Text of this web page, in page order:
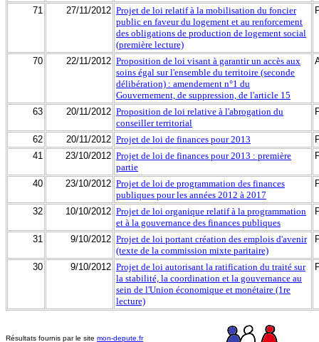
71 27/11/2012 Projet de loi relatif à la mobilisation du foncier
public en faveur du logement et au renforcement
des obligations de production de logement social
(première lecture)
70 22/11/2012 Proposition de loi visant à garantir un accès aux
soins égal sur l'ensemble du territoire (seconde
délibération) : amendement n°1 du
Gouvernement, de suppression, de l'article 15
63 20/11/2012 Proposition de loi relative à l'abrogation du
conseiller territorial
62 20/11/2012 Projet de loi de finances pour 2013
41
23/10/2012 Projet de loi de finances pour 2013 : première
partie
40 23/10/2012 Projet de loi de programmation des finances
publiques pour les années 2012 à 2017
32 10/10/2012 Projet de loi organique relatif à la programmation
et à la gouvernance des finances publiques
31 9/10/2012 Projet de loi portant création des emplois d'avenir
(texte de la commission mixte paritaire)
30 9/10/2012 Projet de loi autorisant la ratification du traité sur
la stabilité, la coordination et la gouvernance au
sein de l'Union économique et monétaire (1re
lecture)
Résultats fournis par le site mon-depute.fr